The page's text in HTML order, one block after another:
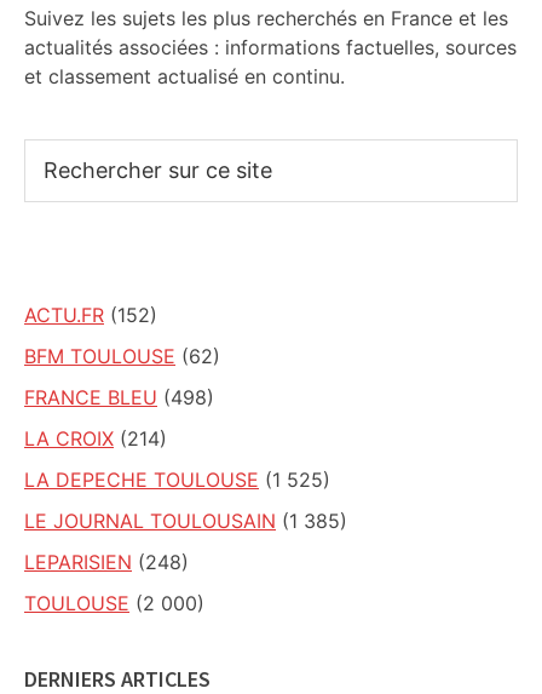
Suivez les sujets les plus recherchés en France et les
actualités associées : informations factuelles, sources
et classement actualisé en continu.
sur
ACTU.FR (152)
BFM TOULOUSE (62)
FRANCE BLEU (498)
LA CROIX (214)
LA DEPECHE TOULOUSE (1 525)
LE JOURNAL TOULOUSAIN (1 385)
LEPARISIEN (248)
TOULOUSE (2 000)
DERNIERS ARTICLES